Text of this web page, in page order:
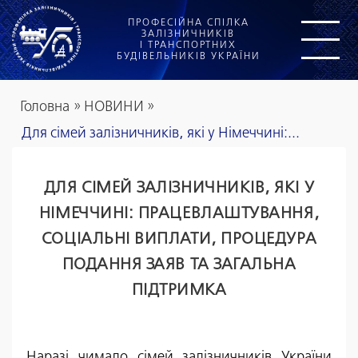
ПРОФЕСІЙНА СПІЛКА
ЗАЛІЗНИЧНИКІВ
І ТРАНСПОРТНИХ
БУДІВЕЛЬНИКІВ УКРАЇНИ
Головна » НОВИНИ »
Для сімей залізничників, які у Німеччині:...
ДЛЯ СІМЕЙ ЗАЛІЗНИЧНИКІВ, ЯКІ У
НІМЕЧЧИНІ: ПРАЦЕВЛАШТУВАННЯ,
СОЦІАЛЬНІ ВИПЛАТИ, ПРОЦЕДУРА
ПОДАННЯ ЗАЯВ ТА ЗАГАЛЬНА
ПІДТРИМКА